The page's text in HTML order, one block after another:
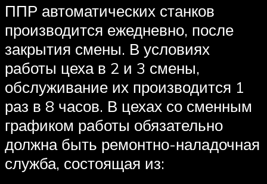
ППР автоматических станков
производится ежедневно, после
закрытия смены. В условиях
работы цеха в 2 и 3 смены,
обслуживание их производится 1
раз в 8 часов. В цехах со сменным
графиком работы обязательно
должна быть ремонтно-наладочная
служба, состоящая из: